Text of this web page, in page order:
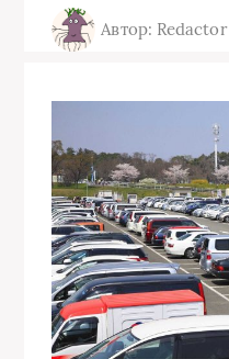
Автор: Redactor